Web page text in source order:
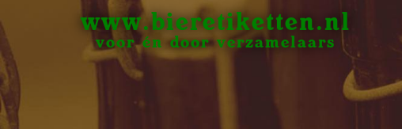
www.bieretiketten.nl
voor én door verzamelaars